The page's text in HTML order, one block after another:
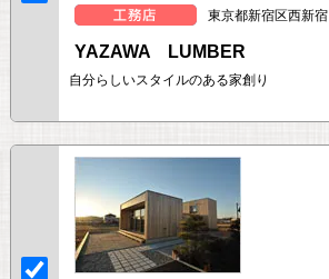
東京都新宿区西新宿
YAZAWA LUMBER
自分らしいスタイルのある家創り